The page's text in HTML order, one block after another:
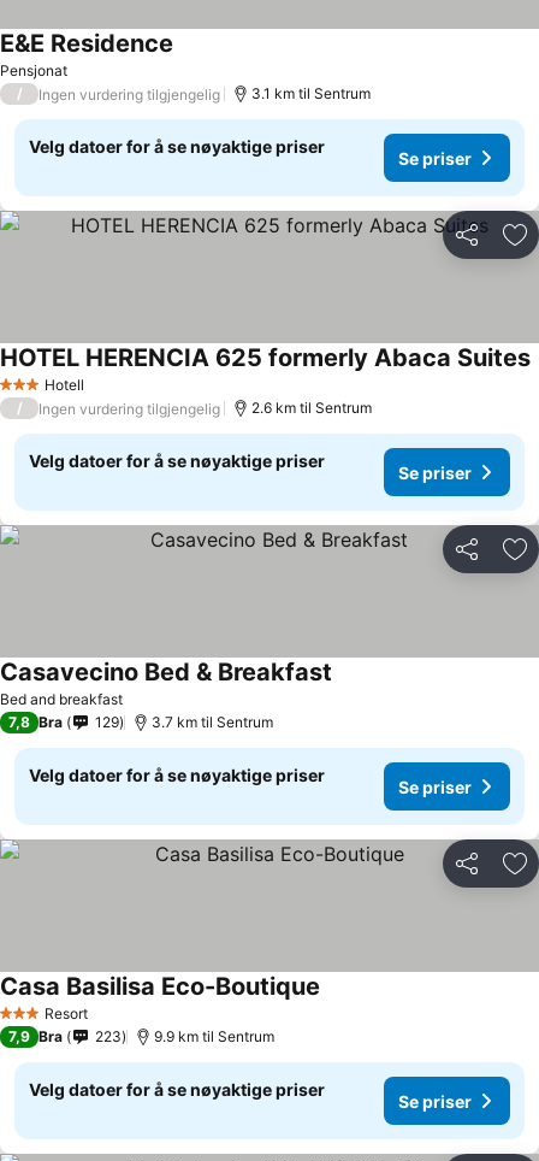
Pensjonat
E&E Residence
/ Ingen vurdering tilgjengelig 3.1 km til Sentrum
Velg datoer for å se nøyaktige priser
Se priser
Del
3 StjernerHotell
HOTEL HERENCIA 625 formerly Abaca Suites
/ Ingen vurdering tilgjengelig 2.6 km til Sentrum
Velg datoer for å se nøyaktige priser
Se priser
Del
Bed and breakfast
Casavecino Bed & Breakfast
7,8 Bra 129 3.7 km til Sentrum
Velg datoer for å se nøyaktige priser
Se priser
Del
3 StjernerResort
Casa Basilisa Eco-Boutique
7,9 Bra 223 9.9 km til Sentrum
Velg datoer for å se nøyaktige priser
Se priser